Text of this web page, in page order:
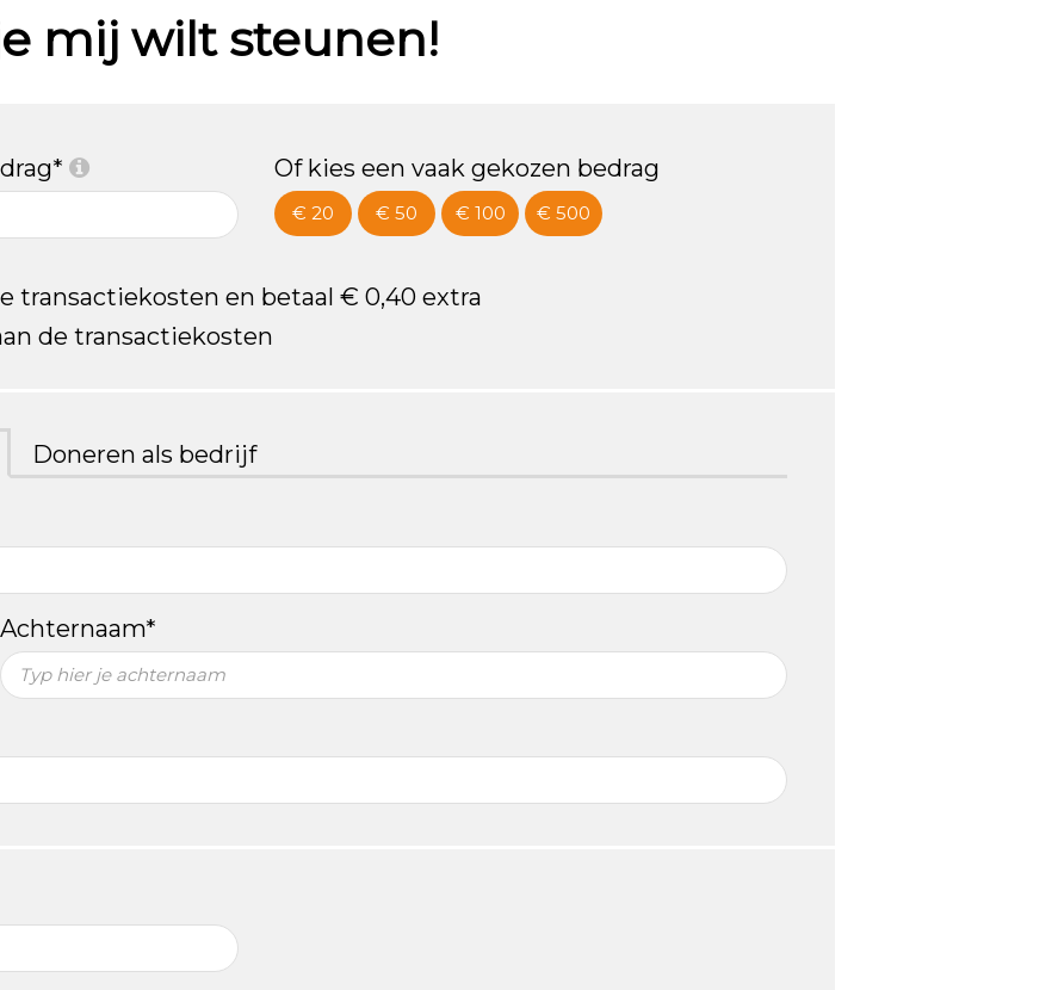
mij wilt steunen!
Of kies een vaak gekozen bedrag
€ 20 € 50 € 100 € 500
transactiekosten en betaal € 0,40 extra
de transactiekosten
Doneren als bedrijf
Achternaam*